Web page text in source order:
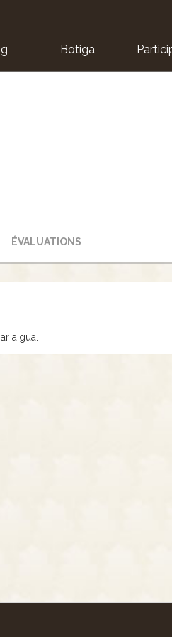
Botiga
ÉVALUATIONS
aigua.